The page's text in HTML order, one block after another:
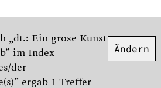
„dt.: Ein grose Kunst
im Index
der
ergab 1 Treffer
Ändern